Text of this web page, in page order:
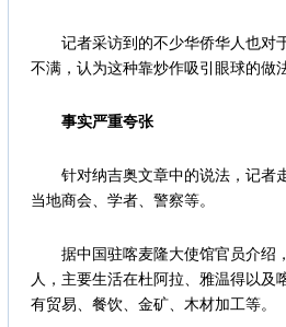
记者采访到的不少华侨华人也对
不满，认为这种靠炒作吸引眼球的做
事实严重夸张
针对纳吉奥文章中的说法，记者走
当地商会、学者、警察等。
据中国驻喀麦隆大使馆官员介绍
人，主要生活在杜阿拉、雅温得以及
有贸易、餐饮、金矿、木材加工等。